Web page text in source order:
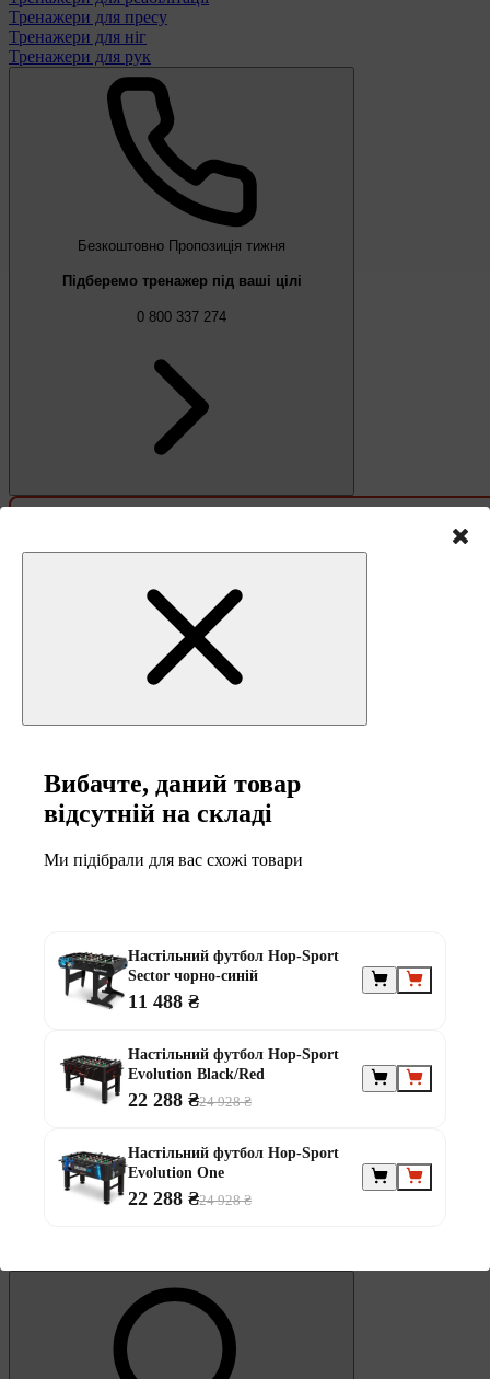
Тренажери для пресу
Тренажери для ніг
Тренажери для рук
Безкоштовно Пропозиція тижня
Підберемо тренажер під ваші цілі
0 800 337 274
Вибачте, даний товар
відсутній на складі
Ми підібрали для вас схожі товари
Настільний футбол Hop-Sport
Sector чорно-синій
11 488 ₴
Настільний футбол Hop-Sport
Evolution Black/Red
22 288 ₴24 928 ₴
Настільний футбол Hop-Sport
Evolution One
22 288 ₴24 928 ₴